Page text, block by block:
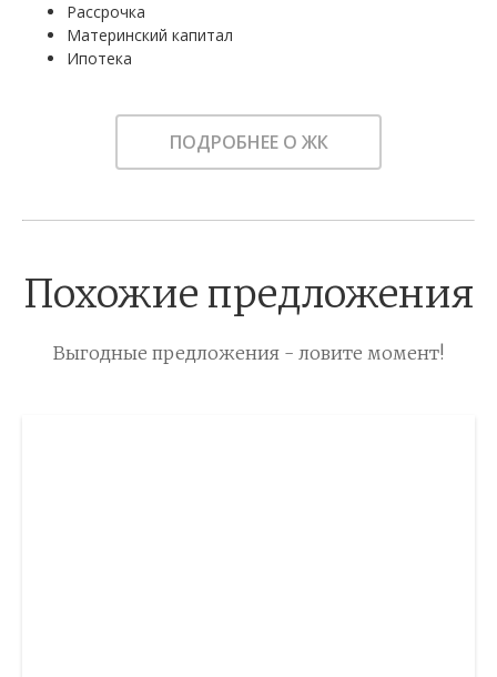
Рассрочка
Материнский капитал
Ипотека
ПОДРОБНЕЕ О ЖК
Похожие предложения
Выгодные предложения - ловите момент!